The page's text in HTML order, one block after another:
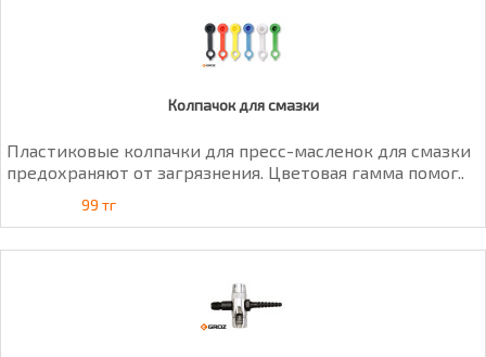
Колпачок для смазки
Пластиковые колпачки для пресс-масленок для смазки
предохраняют от загрязнения. Цветовая гамма помог..
99 тг